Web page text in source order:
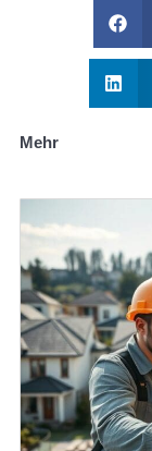
Mehr